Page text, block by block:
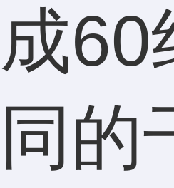
成60
同的